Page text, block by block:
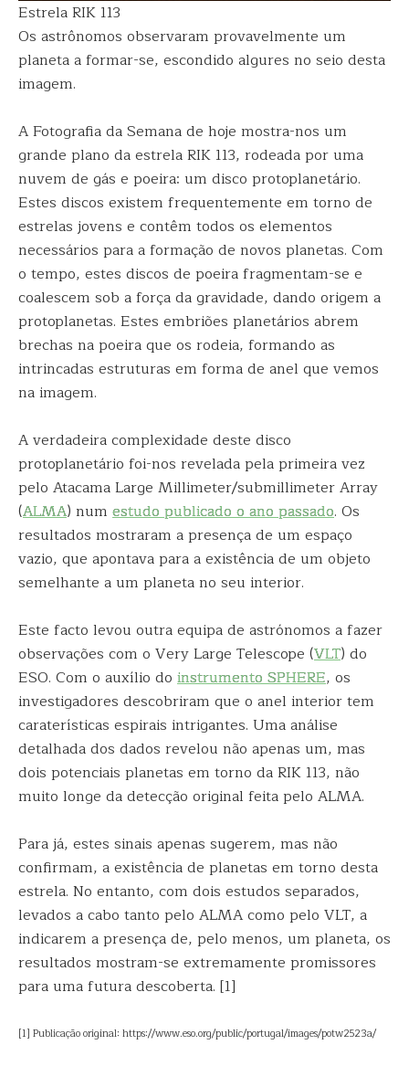
Estrela RIK 113
Os astrônomos observaram provavelmente um
planeta a formar-se, escondido algures no seio desta
imagem.
A Fotografia da Semana de hoje mostra-nos um
grande plano da estrela RIK 113, rodeada por uma
nuvem de gás e poeira: um disco protoplanetário.
Estes discos existem frequentemente em torno de
estrelas jovens e contêm todos os elementos
necessários para a formação de novos planetas. Com
o tempo, estes discos de poeira fragmentam-se e
coalescem sob a força da gravidade, dando origem a
protoplanetas. Estes embriões planetários abrem
brechas na poeira que os rodeia, formando as
intrincadas estruturas em forma de anel que vemos
na imagem.
A verdadeira complexidade deste disco
protoplanetário foi-nos revelada pela primeira vez
pelo Atacama Large Millimeter/submillimeter Array
(ALMA) num estudo publicado o ano passado. Os
resultados mostraram a presença de um espaço
vazio, que apontava para a existência de um objeto
semelhante a um planeta no seu interior.
Este facto levou outra equipa de astrónomos a fazer
observações com o Very Large Telescope (VLT) do
ESO. Com o auxílio do instrumento SPHERE, os
investigadores descobriram que o anel interior tem
caraterísticas espirais intrigantes. Uma análise
detalhada dos dados revelou não apenas um, mas
dois potenciais planetas em torno da RIK 113, não
muito longe da detecção original feita pelo ALMA.
Para já, estes sinais apenas sugerem, mas não
confirmam, a existência de planetas em torno desta
estrela. No entanto, com dois estudos separados,
levados a cabo tanto pelo ALMA como pelo VLT, a
indicarem a presença de, pelo menos, um planeta, os
resultados mostram-se extremamente promissores
para uma futura descoberta. [1]
[1] Publicação original: https://www.eso.org/public/portugal/images/potw2523a/